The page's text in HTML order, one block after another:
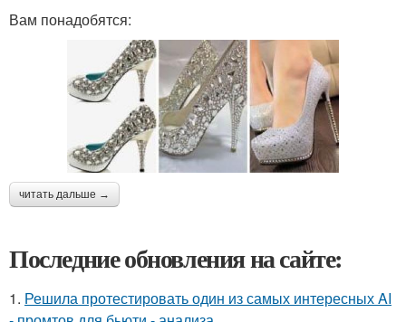
Вам понадобятся:
читать дальше →
Последние обновления на сайте:
1. Решила протестировать один из самых интересных AI